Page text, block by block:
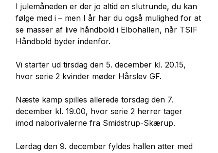
I julemåneden er der jo altid en slutrunde, du kan
følge med i – men I år har du også mulighed for at
se masser af live håndbold i Elbohallen, når TSIF
Håndbold byder indenfor.
Vi starter ud tirsdag den 5. december kl. 20.15,
hvor serie 2 kvinder møder Hårslev GF.
Næste kamp spilles allerede torsdag den 7.
december kl. 19.00, hvor serie 2 herrer tager
imod naborivalerne fra Smidstrup-Skærup.
Lørdag den 9. december fyldes hallen atter med